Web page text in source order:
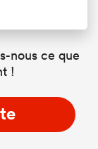
nous ce que
!